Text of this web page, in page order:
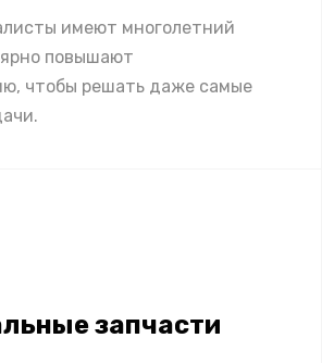
имеют многолетний
повышают
чтобы решать даже самые
запчасти